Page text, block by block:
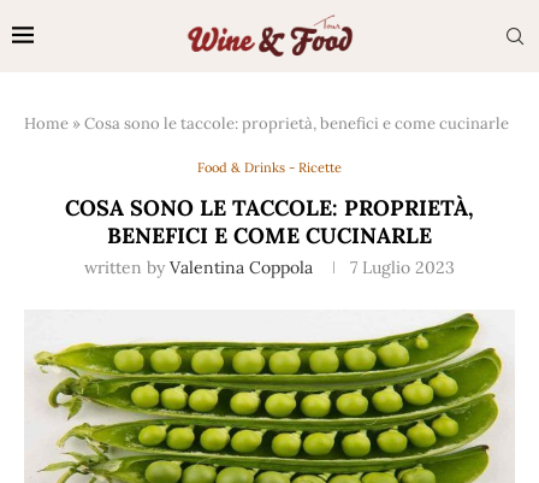
Home »Cosa sono le taccole: proprietà, benefici e come cucinarle
Food & Drinks - Ricette
COSA SONO LE TACCOLE: PROPRIETÀ,
BENEFICI E COME CUCINARLE
written by Valentina Coppola 7 Luglio 2023